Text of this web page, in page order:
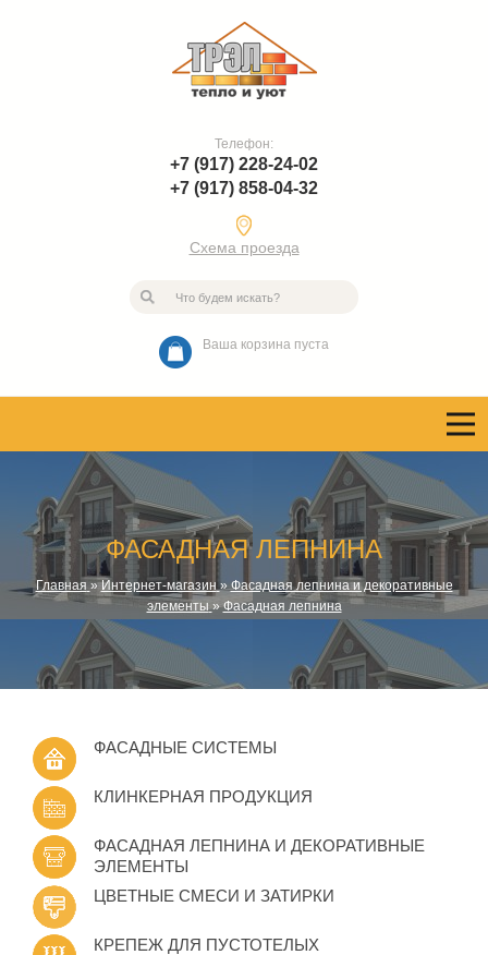
Телефон:
+7 (917) 228-24-02
+7 (917) 858-04-32
Схема проезда
Ваша корзина пуста
ФАСАДНАЯ ЛЕПНИНА
Главная »Интернет-магазин »Фасадная лепнина и декоративные
элементы »Фасадная лепнина
ФАСАДНЫЕ СИСТЕМЫ
КЛИНКЕРНАЯ ПРОДУКЦИЯ
ФАСАДНАЯ ЛЕПНИНА И ДЕКОРАТИВНЫЕ
ЭЛЕМЕНТЫ
ЦВЕТНЫЕ СМЕСИ И ЗАТИРКИ
КРЕПЕЖ ДЛЯ ПУСТОТЕЛЫХ